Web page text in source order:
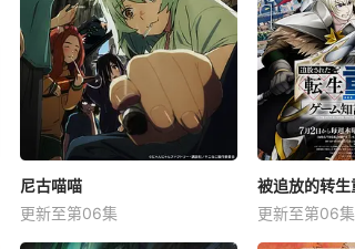
尼古喵喵
更新至第06集
更新至第06集